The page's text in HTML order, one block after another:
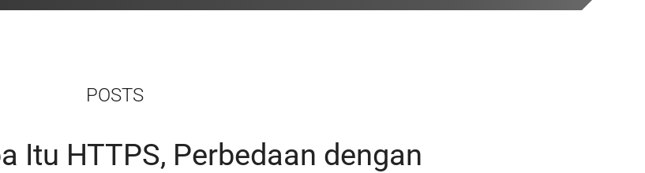
POSTS
Itu HTTPS, Perbedaan dengan